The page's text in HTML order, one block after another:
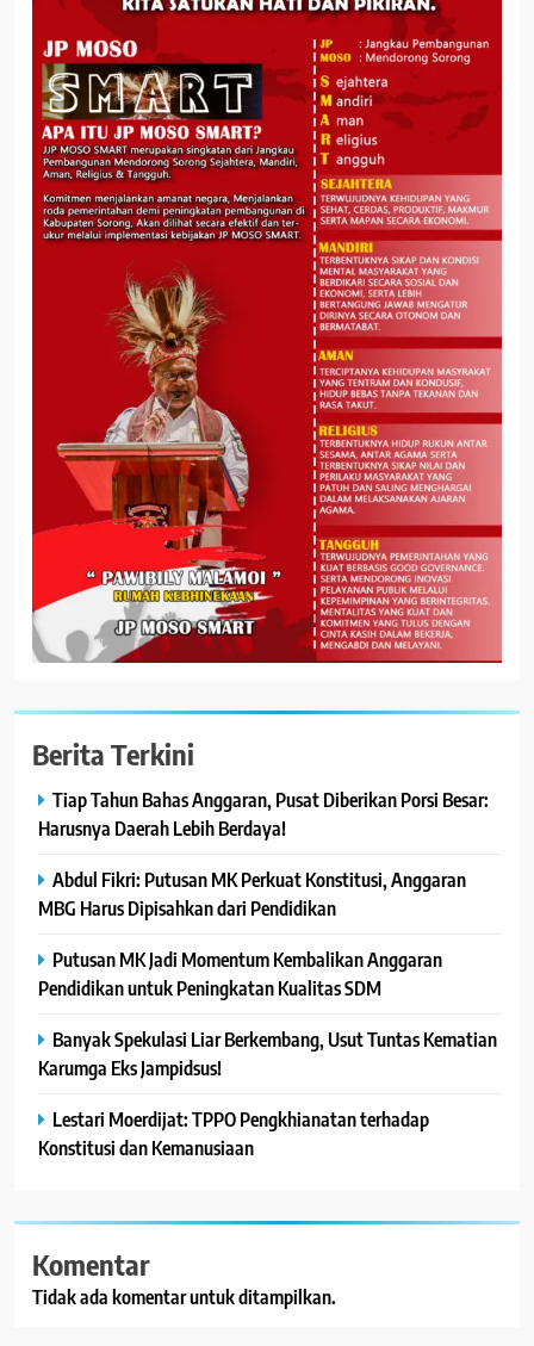
Berita Terkini
Tiap Tahun Bahas Anggaran, Pusat Diberikan Porsi Besar:
Harusnya Daerah Lebih Berdaya!
Abdul Fikri: Putusan MK Perkuat Konstitusi, Anggaran
MBG Harus Dipisahkan dari Pendidikan
Putusan MK Jadi Momentum Kembalikan Anggaran
Pendidikan untuk Peningkatan Kualitas SDM
Banyak Spekulasi Liar Berkembang, Usut Tuntas Kematian
Karumga Eks Jampidsus!
Lestari Moerdijat: TPPO Pengkhianatan terhadap
Konstitusi dan Kemanusiaan
Komentar
Tidak ada komentar untuk ditampilkan.